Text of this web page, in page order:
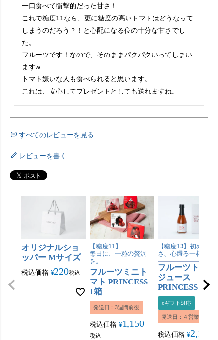
一口食べて衝撃的だった甘さ！
これで糖度11なら、更に糖度の高いトマトはどうなって
しまうのだろう？！と心配になる位の十分な甘さでし
た。
フルーツです！なので、そのままパクパクいってしまい
ますw
トマト嫌いな人も食べられると思います。
これは、安心してプレゼントとしても送れますね。
すべてのレビューを見る
レビューを書く
オリジナルショ
ッパー Mサイズ
税込価格 ¥220税込
【糖度11】
毎日に、一粒の贅沢
を。
フルーツミニト
マト PRINCESS
1箱
発送日：3週間前後
税込価格 ¥1,150
税込
【糖度13】初めての
さ、心躍る一杯。
フルーツトマト
ジュース
PRINCESS
eギフト対応
発送日：４営業日内
税込価格 ¥2,160